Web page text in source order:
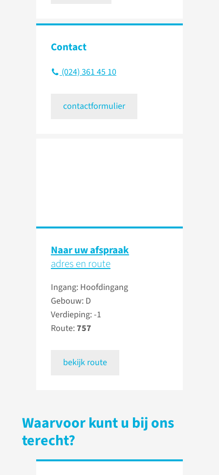
Contact
(024) 361 45 10
contactformulier
Naar uw afspraak
adres en route
Ingang: Hoofdingang
Gebouw: D
Verdieping: -1
Route:757
bekijk route
Waarvoor kunt u bij ons
terecht?